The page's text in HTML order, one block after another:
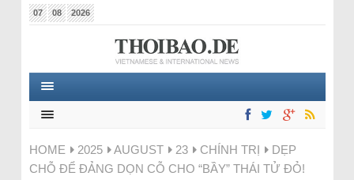
07 08 2026
HOME 2025 AUGUST 23 CHÍNH TRỊ
DẸP
CHỖ ĐỂ ĐẢNG DỌN CỖ CHO “BẦY” THÁI TỬ ĐỎ!